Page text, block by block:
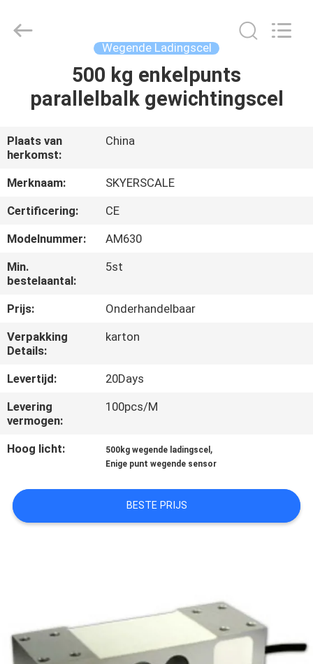
VIDEO'S
OVER
ONS
FABRIEKSTOUR
KWALITEITSCONTROLE
GEVALLEN
VRAAG
OFFERTE
Rights
Wegende Ladingscel
500 kg enkelpunts
parallelbalk gewichtingscel
Plaats van
herkomst:
China
Merknaam:
SKYERSCALE
Certificering:
CE
Modelnummer:
AM630
Min.
bestelaantal:
5st
Prijs:
Onderhandelbaar
Verpakking
Details:
karton
Levertijd:
20Days
Levering
vermogen:
100pcs/M
Hoog licht: 500kg wegende ladingscel ,
Enige punt wegende sensor
BESTE PRIJS